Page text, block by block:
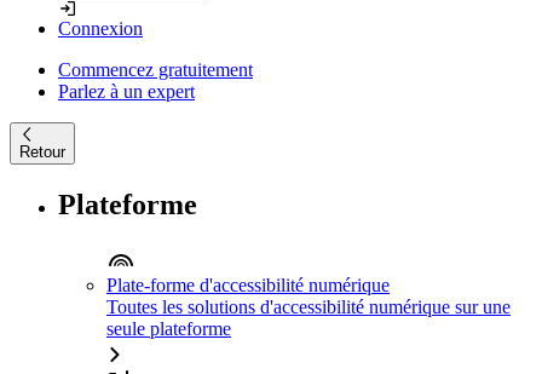
Connexion
Commencez gratuitement
Parlez à un expert
Retour
Plateforme
Plate-forme d'accessibilité numérique
Toutes les solutions d'accessibilité numérique sur une
seule plateforme